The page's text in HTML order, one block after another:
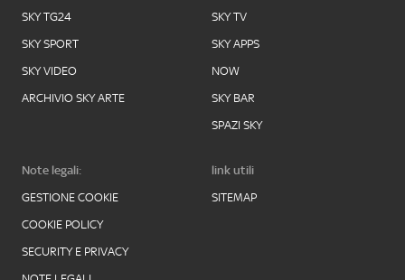
SKY TG24
SKY SPORT
SKY VIDEO
ARCHIVIO SKY ARTE
SKY TV
SKY APPS
NOW
SKY BAR
SPAZI SKY
Note legali:
GESTIONE COOKIE
COOKIE POLICY
SECURITY E PRIVACY
link utili
SITEMAP